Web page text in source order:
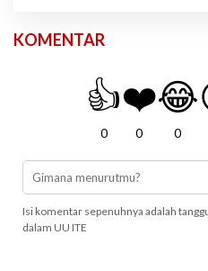
KOMENTAR
👍
0
❤️
0
😂
0
Isi komentar sepenuhnya adalah
dalam UU ITE